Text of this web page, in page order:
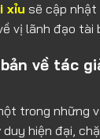
xỉu sẽ cập nhật
vị lãnh đạo tài
về tác
trong những
hiện đại,